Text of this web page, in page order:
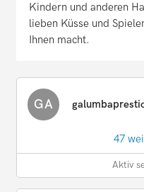
Kindern und anderen
lieben Küsse und
Ihnen macht.
GA
47
Aktiv